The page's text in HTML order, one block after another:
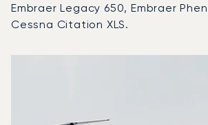
Embraer Legacy 650, Embraer
Cessna Citation XLS.